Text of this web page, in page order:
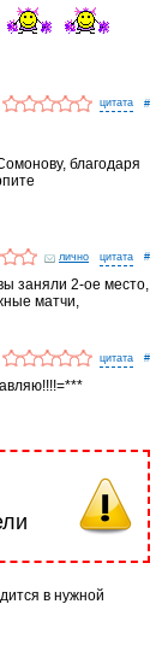
#
благодаря
лично #
заняли 2-ое место,
матчи,
#
в нужной